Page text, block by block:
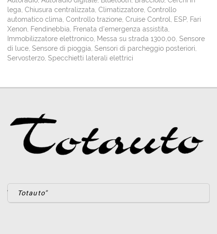
lega, Chiusura centralizzata, Climatizzatore, Controllo
automatico clima, Controllo trazione, Cruise Control, ESP, Fari
Xenon, Fendinebbia, Frenata d'emergenza assistita,
Immobilizzatore elettronico, Messa su strada 1300,00, Sensore
di luce, Sensore di pioggia, Sensori di parcheggio posteriori,
Servosterzo, Specchietti laterali elettrici
Totauto